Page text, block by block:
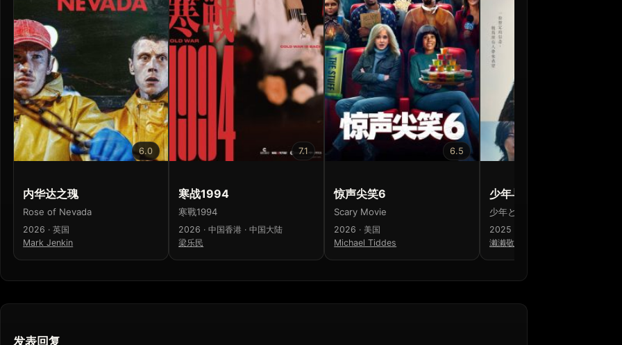
6.0
内华达之瑰
Rose of Nevada
2026 · 英国
Mark Jenkin
7.1
寒战1994
寒戰1994
2026 · 中国香港 · 中国大陆
梁乐民
6.5
惊声尖笑6
Scary Movie
2026 · 美国
Michael Tiddes
少年与犬
少年と犬
2025 · 日本
濑濑敬久
发表回复